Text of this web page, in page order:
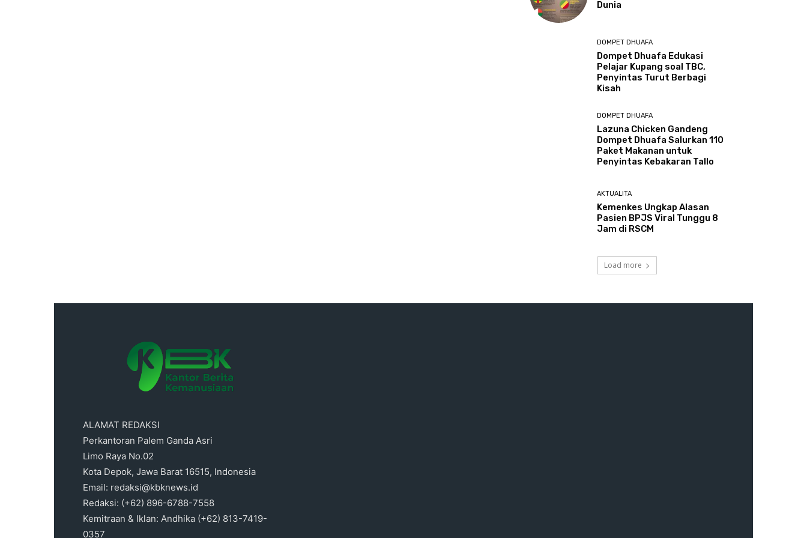
Dunia
DOMPET DHUAFA
Dompet Dhuafa Edukasi
Pelajar Kupang soal TBC,
Penyintas Turut Berbagi
Kisah
DOMPET DHUAFA
Lazuna Chicken Gandeng
Dompet Dhuafa Salurkan 110
Paket Makanan untuk
Penyintas Kebakaran Tallo
AKTUALITA
Kemenkes Ungkap Alasan
Pasien BPJS Viral Tunggu 8
Jam di RSCM
Load more
ALAMAT REDAKSI
Perkantoran Palem Ganda Asri
Limo Raya No.02
Kota Depok, Jawa Barat 16515, Indonesia
Email: redaksi@kbknews.id
Redaksi: (+62) 896-6788-7558
Kemitraan & Iklan: Andhika (+62) 813-7419-
0357